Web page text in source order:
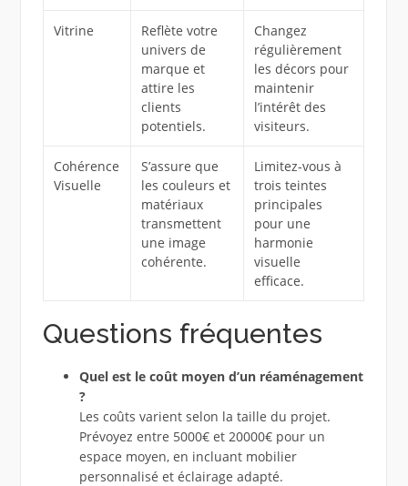
Vitrine
Reflète votre
univers de
marque et
attire les
clients
potentiels.
Changez
régulièrement
les décors pour
maintenir
l’intérêt des
visiteurs.
Cohérence
Visuelle
S’assure que
les couleurs et
matériaux
transmettent
une image
cohérente.
Limitez-vous à
trois teintes
principales
pour une
harmonie
visuelle
efficace.
Questions fréquentes
Quel est le coût moyen d’un réaménagement
?
Les coûts varient selon la taille du projet.
Prévoyez entre 5000€ et 20000€ pour un
espace moyen, en incluant mobilier
personnalisé et éclairage adapté.